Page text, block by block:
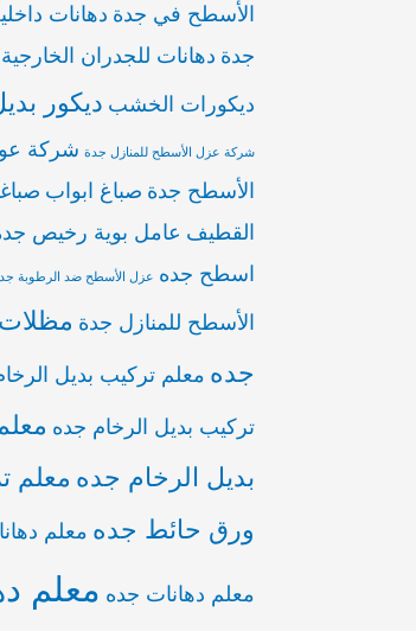
الأسطح في جدة دهانات
جدة دهانات للجدران
ديكورات الخشب ديكور
شركة عزل الأسطح للمنازل جدة شركة
الأسطح جدة صباغ ابواب
القطيف عامل بوية رخيص
اسطح جده عزل الأسطح ضد الرطوبة
الأسطح للمنازل جدة
جده معلم تركيب بديل
تركيب بديل الرخام جده
بديل الرخام جده معلم
ورق حائط جده معلم
معلم دهانات جده معلم